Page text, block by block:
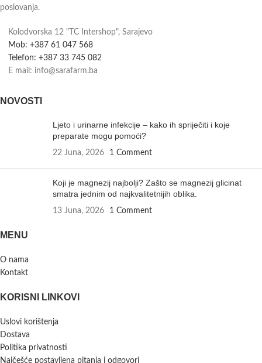
poslovanja.
Kolodvorska 12 "TC Intershop", Sarajevo
Mob: +387 61 047 568
Telefon: +387 33 745 082
E mail: info@sarafarm.ba
NOVOSTI
Ljeto i urinarne infekcije – kako ih spriječiti i koje
preparate mogu pomoći?
22 Juna, 2026 1 Comment
Koji je magnezij najbolji? Zašto se magnezij glicinat
smatra jednim od najkvalitetnijih oblika.
13 Juna, 2026 1 Comment
MENU
O nama
Kontakt
KORISNI LINKOVI
Uslovi korištenja
Dostava
Politika privatnosti
Najčešće postavljena pitanja i odgovori